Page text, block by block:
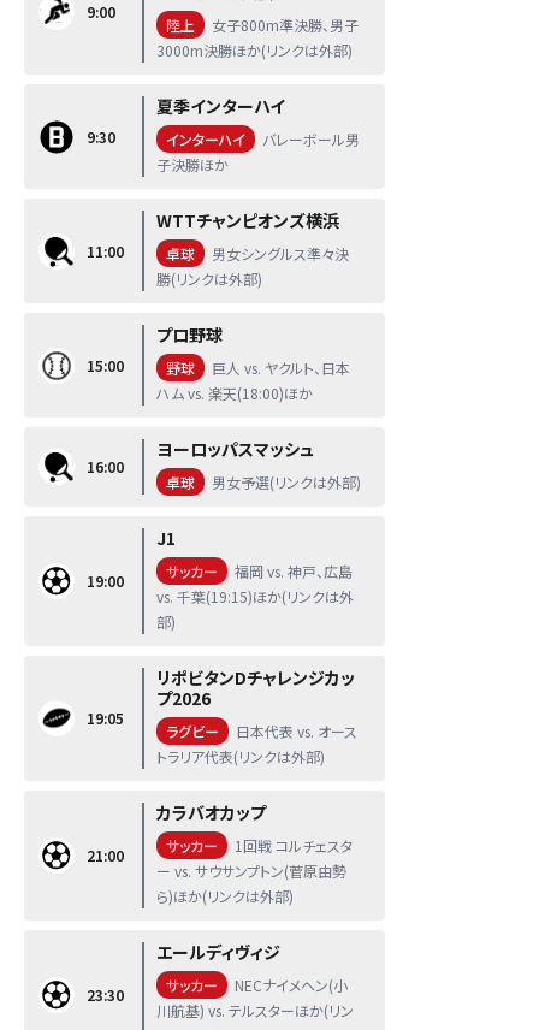
9:00
陸上
女子800m準決勝、男子
3000m決勝ほか(リンクは外部)
9:30
夏季インターハイ
インターハイ
バレーボール男
子決勝ほか
11:00
WTTチャンピオンズ横浜
卓球
男女シングルス準々決
勝(リンクは外部)
15:00
プロ野球
野球
巨人 vs. ヤクルト、日本
ハム vs. 楽天(18:00)ほか
16:00
ヨーロッパスマッシュ
卓球 男女予選(リンクは外部)
19:00
J1
サッカー
福岡 vs. 神戸、広島
vs. 千葉(19:15)ほか(リンクは外
部)
19:05
リポビタンDチャレンジカッ
プ2026
ラグビー
日本代表 vs. オース
トラリア代表(リンクは外部)
21:00
カラバオカップ
サッカー
1回戦 コルチェスタ
ー vs. サウサンプトン(菅原由勢
ら)ほか(リンクは外部)
23:30
エールディヴィジ
サッカー
NECナイメヘン(小
川航基) vs. テルスターほか(リン